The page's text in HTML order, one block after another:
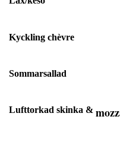
Kyckling chèvre
Sommarsallad
Lufttorkad skinka &